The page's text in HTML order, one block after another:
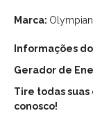
Marca: Olympian
Informações
Gerador de
Tire todas
conosco!